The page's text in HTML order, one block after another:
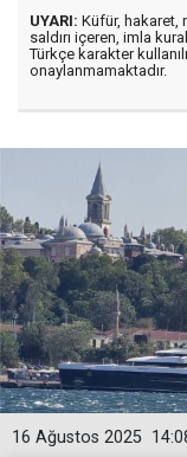
UYARI: Küfür, hakaret,
saldırı içeren, imla
Türkçe karakter
onaylanmamaktadır.
16 Ağustos 2025